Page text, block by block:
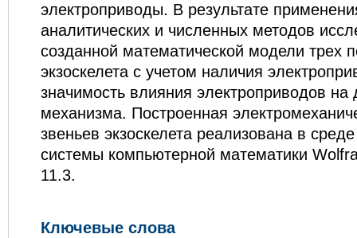
электроприводы. В результате
аналитических и численных методов
созданной математической модели трех
экзоскелета с учетом наличия
значимость влияния электроприводов на
механизма. Построенная
звеньев экзоскелета реализована в
системы компьютерной математики
11.3.
Ключевые слова